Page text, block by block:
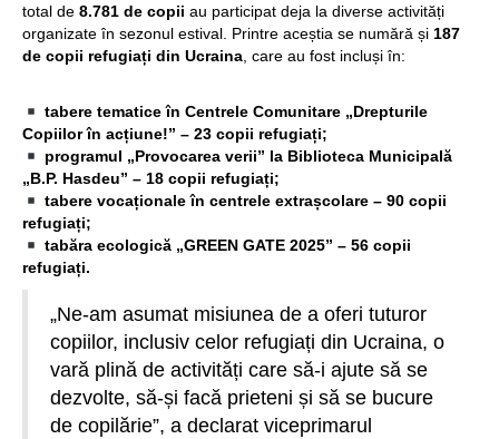
total de 8.781 de copii au participat deja la diverse activități
organizate în sezonul estival. Printre aceștia se numără și 187
de copii refugiați din Ucraina , care au fost incluși în:
tabere tematice în Centrele Comunitare „Drepturile
Copiilor în acțiune!” – 23 copii refugiați;
programul „Provocarea verii” la Biblioteca Municipală
„B.P. Hasdeu” – 18 copii refugiați;
tabere vocaționale în centrele extrașcolare – 90 copii
refugiați;
tabăra ecologică „GREEN GATE 2025” – 56 copii
refugiați.
„Ne-am asumat misiunea de a oferi tuturor
copiilor, inclusiv celor refugiați din Ucraina, o
vară plină de activități care să-i ajute să se
dezvolte, să-și facă prieteni și să se bucure
de copilărie”, a declarat viceprimarul